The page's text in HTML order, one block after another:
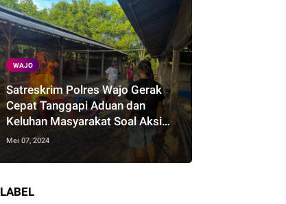
WAJO
Satreskrim Polres Wajo Gerak
Cepat Tanggapi Aduan dan
Keluhan Masyarakat Soal Aksi
Perjudian
Mei 07, 2024
LABEL